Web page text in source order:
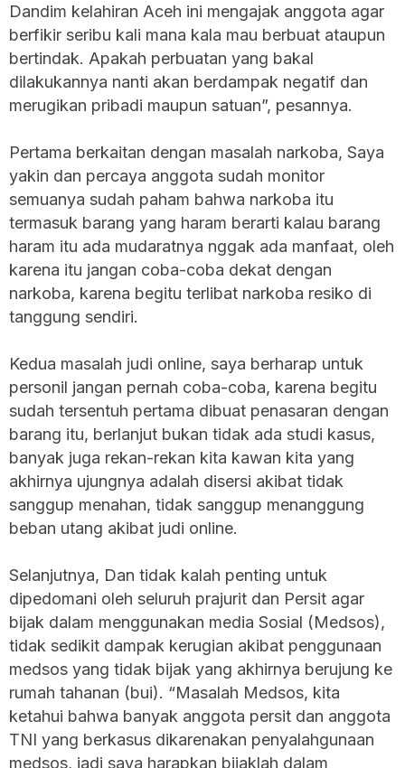
Dandim kelahiran Aceh ini mengajak anggota agar
berfikir seribu kali mana kala mau berbuat ataupun
bertindak. Apakah perbuatan yang bakal
dilakukannya nanti akan berdampak negatif dan
merugikan pribadi maupun satuan”, pesannya.
Pertama berkaitan dengan masalah narkoba, Saya
yakin dan percaya anggota sudah monitor
semuanya sudah paham bahwa narkoba itu
termasuk barang yang haram berarti kalau barang
haram itu ada mudaratnya nggak ada manfaat, oleh
karena itu jangan coba-coba dekat dengan
narkoba, karena begitu terlibat narkoba resiko di
tanggung sendiri.
Kedua masalah judi online, saya berharap untuk
personil jangan pernah coba-coba, karena begitu
sudah tersentuh pertama dibuat penasaran dengan
barang itu, berlanjut bukan tidak ada studi kasus,
banyak juga rekan-rekan kita kawan kita yang
akhirnya ujungnya adalah disersi akibat tidak
sanggup menahan, tidak sanggup menanggung
beban utang akibat judi online.
Selanjutnya, Dan tidak kalah penting untuk
dipedomani oleh seluruh prajurit dan Persit agar
bijak dalam menggunakan media Sosial (Medsos),
tidak sedikit dampak kerugian akibat penggunaan
medsos yang tidak bijak yang akhirnya berujung ke
rumah tahanan (bui). “Masalah Medsos, kita
ketahui bahwa banyak anggota persit dan anggota
TNI yang berkasus dikarenakan penyalahgunaan
medsos, jadi saya harapkan bijaklah dalam